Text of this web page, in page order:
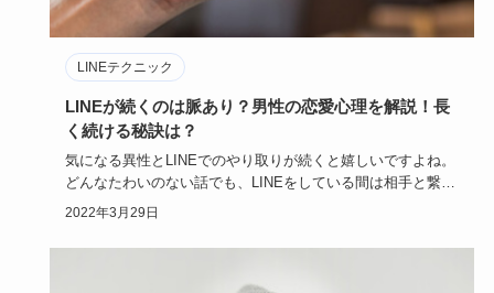
LINEテクニック
LINEが続くのは脈あり？男性の恋愛心理を解説！長
く続ける秘訣は？
気になる異性とLINEでのやり取りが続くと嬉しいですよね。
どんなたわいのない話でも、LINEをしている間は相手と繋が
ってい…
2022年3月29日